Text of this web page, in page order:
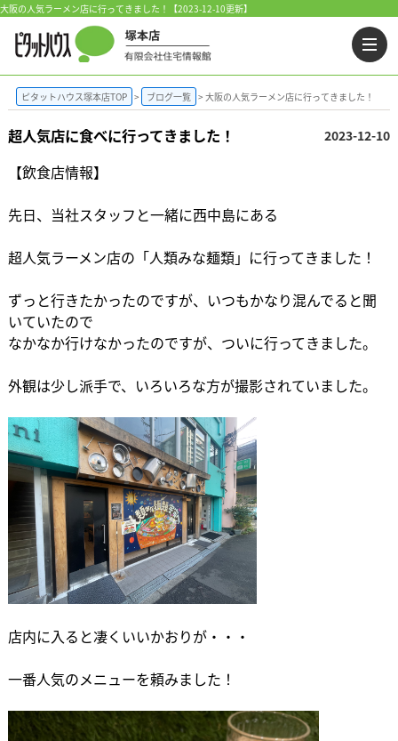
大阪の人気ラーメン店に行ってきました！【2023-12-10更新】
ピタットハウス塚本店TOP ブログ一覧 大阪の人気ラーメン店に行ってきました！
超人気店に食べに行ってきました！ 2023-12-10
【飲食店情報】
先日、当社スタッフと一緒に西中島にある
超人気ラーメン店の「人類みな麺類」に行ってきました！
ずっと行きたかったのですが、いつもかなり混んでると聞
いていたので
なかなか行けなかったのですが、ついに行ってきました。
外観は少し派手で、いろいろな方が撮影されていました。
店内に入ると凄くいいかおりが・・・
一番人気のメニューを頼みました！